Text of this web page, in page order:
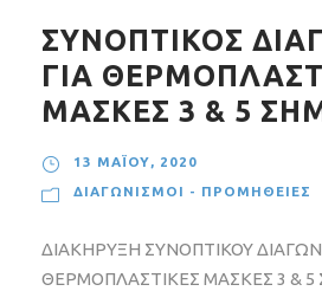
ΣΥΝΟΠΤΙΚΟΣ
ΓΙΑ
ΜΑΣΚΕΣ 3 & 5
13 ΜΑΪ́ΟΥ, 2020
ΔΙΑΓΩΝΙΣΜΟΊ - ΠΡΟΜΉΘΕΙΕΣ
ΔΙΑΚΗΡΥΞΗ ΣΥΝΟΠΤΙΚΟΥ
ΘΕΡΜΟΠΛΑΣΤΙΚΕΣ ΜΑΣΚΕΣ 3 & 5